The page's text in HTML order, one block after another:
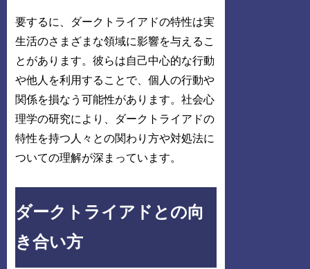
要するに、ダークトライアドの特性は実
生活のさまざまな領域に影響を与えるこ
とがあります。彼らは自己中心的な行動
や他人を利用することで、個人の行動や
関係を損なう可能性があります。社会心
理学の研究により、ダークトライアドの
特性を持つ人々との関わり方や対処法に
ついての理解が深まっています。
ダークトライアドとの向
き合い方